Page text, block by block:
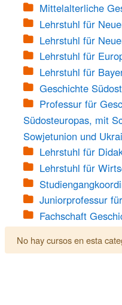
Mittelalterliche
Lehrstuhl für
Lehrstuhl für
Lehrstuhl für
Lehrstuhl für
Geschichte
Professur für
Südosteuropas, mit
Sowjetunion und
Lehrstuhl für
Lehrstuhl für
Juniorprofessur
Fachschaft
No hay cursos en esta